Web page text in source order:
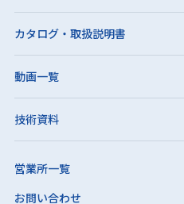
カタログ・取扱説明書
動画一覧
技術資料
営業所一覧
お問い合わせ